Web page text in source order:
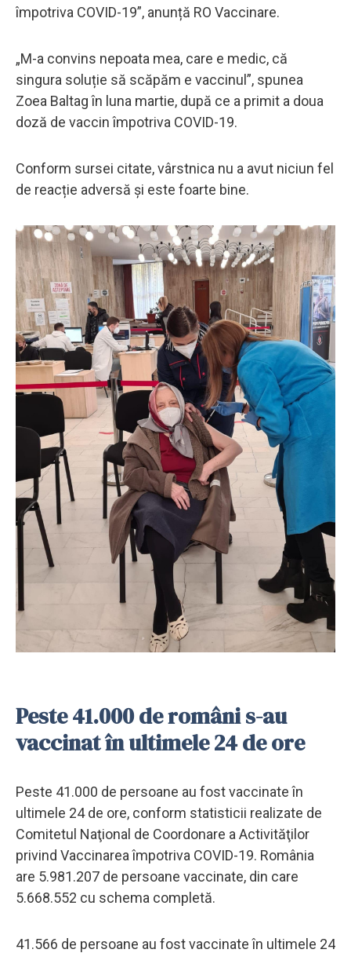
împotriva COVID-19”, anunță RO Vaccinare.
„M-a convins nepoata mea, care e medic, că
singura soluție să scăpăm e vaccinul”, spunea
Zoea Baltag în luna martie, după ce a primit a doua
doză de vaccin împotriva COVID-19.
Conform sursei citate, vârstnica nu a avut niciun fel
de reacție adversă și este foarte bine.
Peste 41.000 de români s-au
vaccinat în ultimele 24 de ore
Peste 41.000 de persoane au fost vaccinate în
ultimele 24 de ore, conform statisticii realizate de
Comitetul Naţional de Coordonare a Activităţilor
privind Vaccinarea împotriva COVID-19. România
are 5.981.207 de persoane vaccinate, din care
5.668.552 cu schema completă.
41.566 de persoane au fost vaccinate în ultimele 24